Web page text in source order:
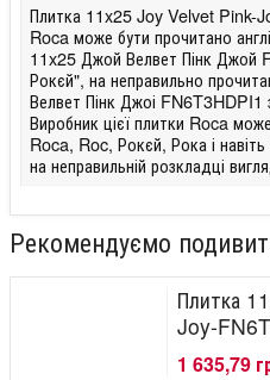
Плитка 11x25 Joy Velvet Pink-
Roca може бути прочитано
11x25 Джой Велвет Пінк Джой
Рокєй", на неправильно
Велвет Пінк Джоі FN6T3HDPI1
Виробник цієї плитки Roca
Roca, Roc, Рокєй, Рока і
на неправильній розкладці
Рекомендуємо
Плитка
Joy-
1 635,79